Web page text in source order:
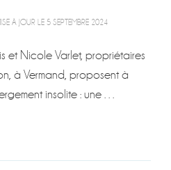
À JOUR LE 5 SEPTEMBRE 2024
et Nicole Varlet, propriétaires
à Vermand, proposent à
insolite : une …